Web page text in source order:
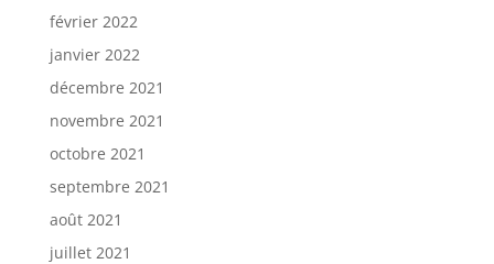
février 2022
janvier 2022
décembre 2021
novembre 2021
octobre 2021
septembre 2021
août 2021
juillet 2021